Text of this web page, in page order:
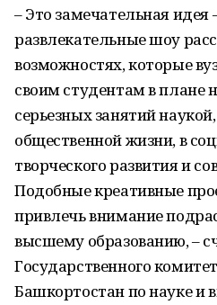
– Это замечательная идея
развлекательные шоу
возможностях, которые
своим студентам в плане
серьезных занятий
общественной жизни, в
творческого развития и
Подобные креативные
привлечь внимание
высшему образованию, –
Государственного
Башкортостан по науке и